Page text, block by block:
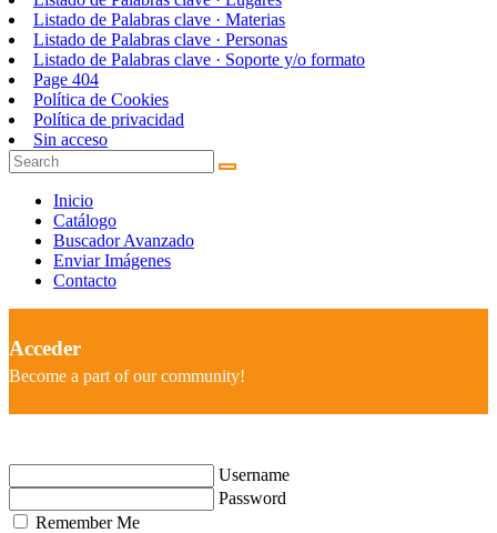
Listado de Palabras clave · Materias
Listado de Palabras clave · Personas
Listado de Palabras clave · Soporte y/o formato
Page 404
Política de Cookies
Política de privacidad
Sin acceso
Inicio
Catálogo
Buscador Avanzado
Enviar Imágenes
Contacto
Acceder
Become a part of our community!
Username
Password
Remember Me